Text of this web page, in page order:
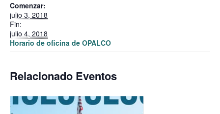
Comenzar:
julio 3, 2018
Fin:
julio 4, 2018
Horario de oficina de OPALCO
Relacionado Eventos